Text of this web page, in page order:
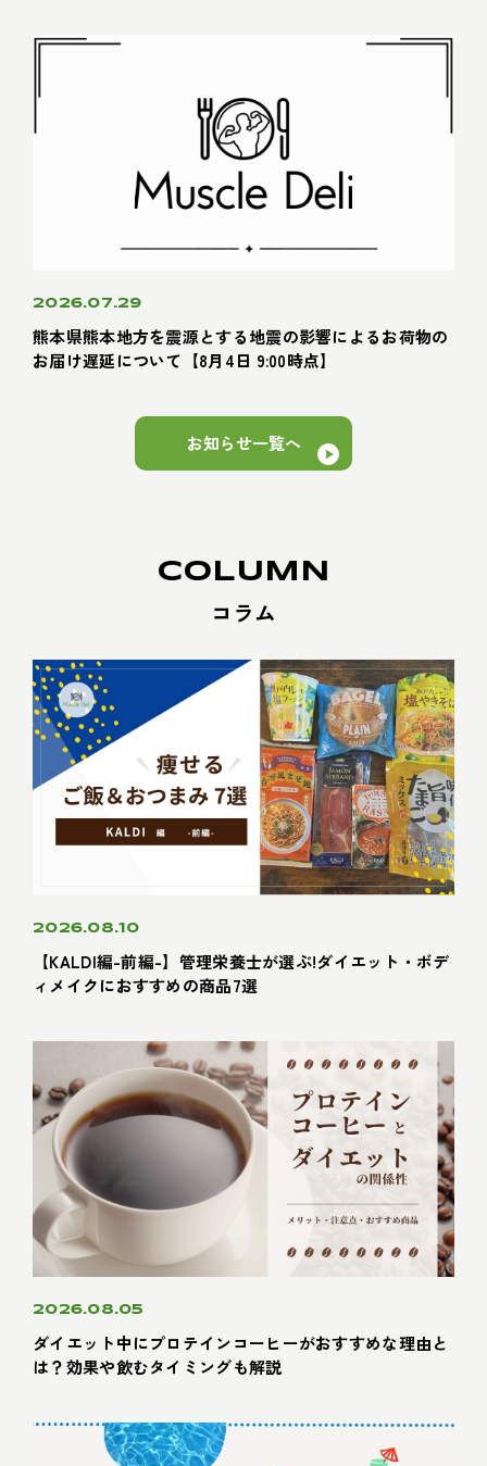
2026.07.29
熊本県熊本地方を震源とする地震の影響によるお荷物の
お届け遅延について【8月4日 9:00時点】
お知らせ一覧へ
COLUMN
コラム
2026.08.10
【KALDI編-前編-】管理栄養士が選ぶ!ダイエット・ボデ
ィメイクにおすすめの商品7選
2026.08.05
ダイエット中にプロテインコーヒーがおすすめな理由と
は？効果や飲むタイミングも解説